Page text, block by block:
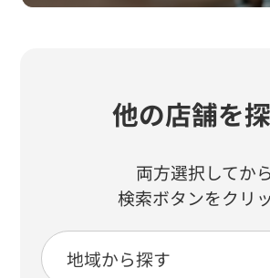
他の店舗を
両方選択してから
検索ボタンをクリ